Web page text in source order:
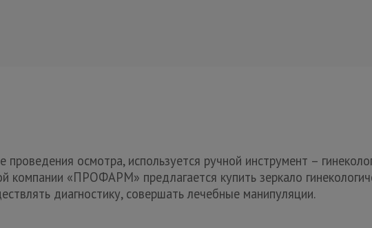
проведения осмотра, используется ручной инструмент –
компании «ПРОФАРМ» предлагается купить зеркало
диагностику, совершать лечебные манипуляции.